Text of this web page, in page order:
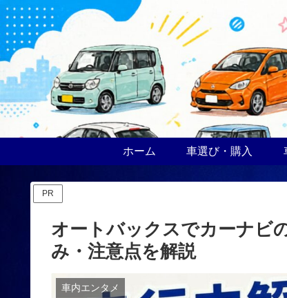
ホーム 車選び・購入
PR
オートバックスでカーナビ
み・注意点を解説
車内エンタメ